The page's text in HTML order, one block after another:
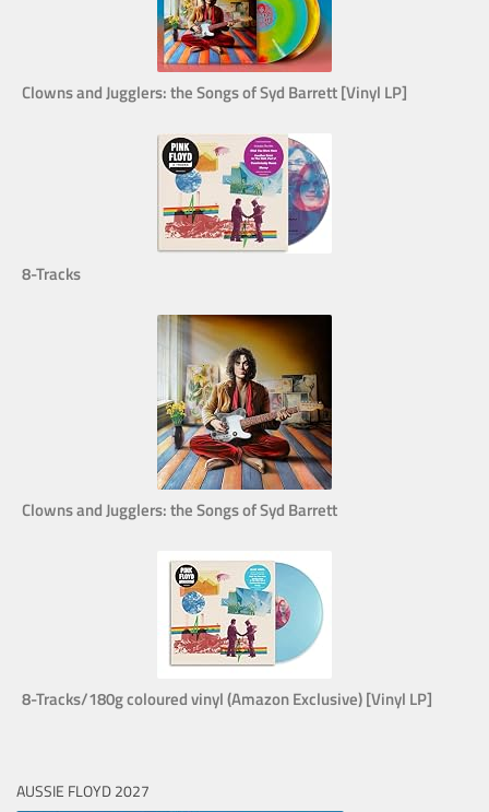
Clowns and Jugglers: the Songs of Syd Barrett [Vinyl LP]
8-Tracks
Clowns and Jugglers: the Songs of Syd Barrett
8-Tracks/180g coloured vinyl (Amazon Exclusive) [Vinyl LP]
AUSSIE FLOYD 2027